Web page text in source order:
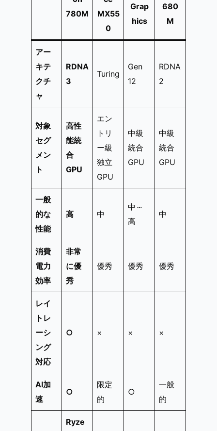
780M
MX55
0
Grap
hics
680
M
アー
キテ
クチ
ャ
RDNA
3
Turing
Gen
12
RDNA
2
対象
セグ
メン
ト
高性
能統
合
GPU
エン
トリ
ー級
独立
GPU
中級
統合
GPU
中級
統合
GPU
一般
的な
性能
高 中
中～
高
中
消費
電力
効率
非常
に優
秀
優秀 優秀 優秀
レイ
トレ
ーシ
ング
対応
○ × × ×
AI加
速
○
限定
的
○
一般
的
Ryze